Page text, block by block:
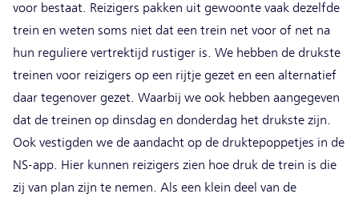
voor bestaat. Reizigers pakken uit gewoonte vaak dezelfde
trein en weten soms niet dat een trein net voor of net na
hun reguliere vertrektijd rustiger is. We hebben de drukste
treinen voor reizigers op een rijtje gezet en een alternatief
daar tegenover gezet. Waarbij we ook hebben aangegeven
dat de treinen op dinsdag en donderdag het drukste zijn.
Ook vestigden we de aandacht op de druktepoppetjes in de
NS-app. Hier kunnen reizigers zien hoe druk de trein is die
zij van plan zijn te nemen. Als een klein deel van de